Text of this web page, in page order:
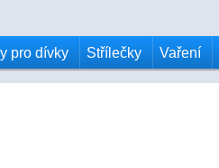
pro dívky Střílečky Vaření